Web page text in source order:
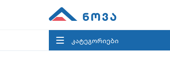
კატეგორიები